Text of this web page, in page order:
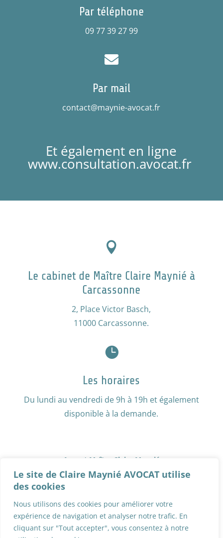
Le site de Claire Maynié AVOCAT utilise
des cookies
Nous utilisons des cookies pour améliorer votre
expérience de navigation et analyser notre trafic. En
cliquant sur "Tout accepter", vous consentez à notre
Par téléphone
09 77 39 27 99

Par mail
contact@maynie-avocat.fr
Et également en ligne
www.consultation.avocat.fr

Le cabinet de Maître Claire Maynié à
Carcassonne
2, Place Victor Basch,
11000 Carcassonne.

Les horaires
Du lundi au vendredi de 9h à 19h et également
disponible à la demande.
Avocat Maître Claire Maynié
Le Cabinet de Maître Claire Maynié
Les honoraires
Les crédits et mentions légales